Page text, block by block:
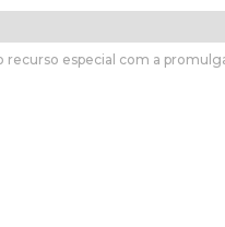
recurso especial com a